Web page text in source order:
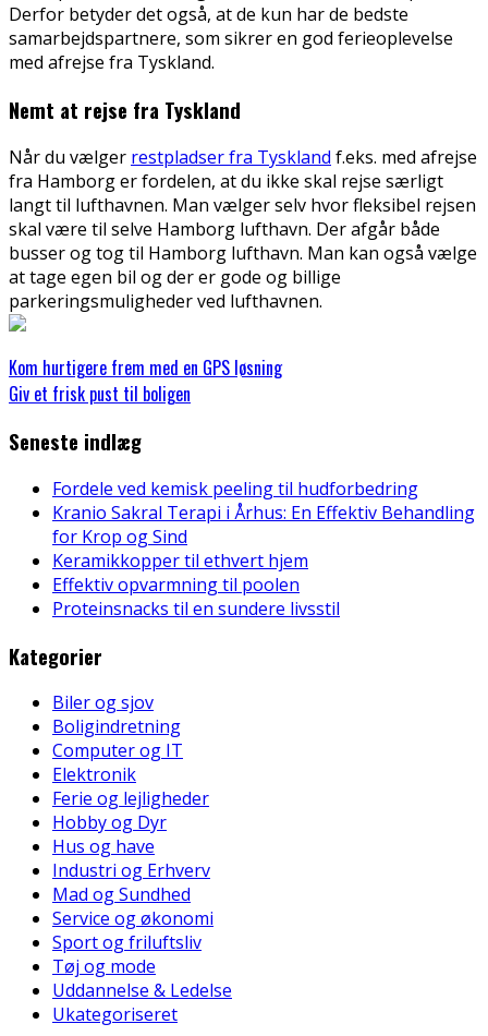
Derfor betyder det også, at de kun har de bedste
samarbejdspartnere, som sikrer en god ferieoplevelse
med afrejse fra Tyskland.
Nemt at rejse fra Tyskland
Når du vælger restpladser fra Tyskland f.eks. med afrejse
fra Hamborg er fordelen, at du ikke skal rejse særligt
langt til lufthavnen. Man vælger selv hvor fleksibel rejsen
skal være til selve Hamborg lufthavn. Der afgår både
busser og tog til Hamborg lufthavn. Man kan også vælge
at tage egen bil og der er gode og billige
parkeringsmuligheder ved lufthavnen.
Kom hurtigere frem med en GPS løsning
Giv et frisk pust til boligen
Seneste indlæg
Fordele ved kemisk peeling til hudforbedring
Kranio Sakral Terapi i Århus: En Effektiv Behandling
for Krop og Sind
Keramikkopper til ethvert hjem
Effektiv opvarmning til poolen
Proteinsnacks til en sundere livsstil
Kategorier
Biler og sjov
Boligindretning
Computer og IT
Elektronik
Ferie og lejligheder
Hobby og Dyr
Hus og have
Industri og Erhverv
Mad og Sundhed
Service og økonomi
Sport og friluftsliv
Tøj og mode
Uddannelse & Ledelse
Ukategoriseret